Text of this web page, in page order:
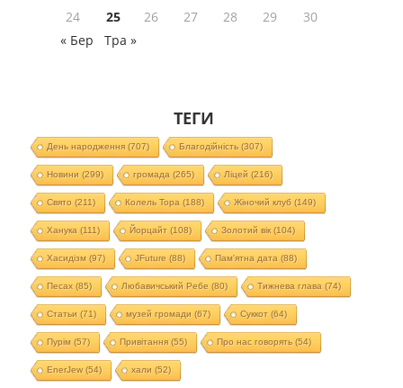
24
25 26 27 28 29
30
« Бер
Тра »
ТЕГИ
День народження(707) Благодійність (307)
Новини (299) громада (265) Ліцей (216)
Свято (211) Колель Тора (188) Жіночий клуб (149)
Ханука (111) Йорцайт (108) Золотий вік(104)
Хасидізм (97) JFuture (88) Пам'ятна дата (88)
Песах(85) Любавичський Ребе (80) Тижнева глава (74)
Статьи (71) музей громади (67) Суккот (64)
Пурім (57) Привітання(55) Про нас говорять (54)
EnerJew(54) хали (52)